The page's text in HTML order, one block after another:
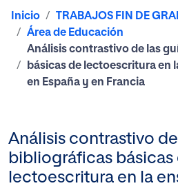
Inicio
TRABAJOS FIN DE
Área de Educación
Análisis contrastivo de las
básicas de lectoescritura en
en España y en Francia
Análisis contrastivo
bibliográficas básicas
lectoescritura en la